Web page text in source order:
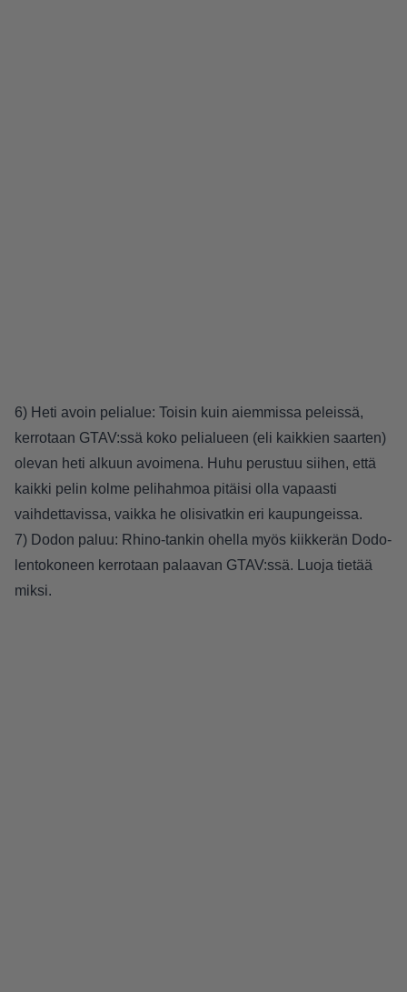
6) Heti avoin pelialue: Toisin kuin aiemmissa peleissä,
kerrotaan GTAV:ssä koko pelialueen (eli kaikkien saarten)
olevan heti alkuun avoimena. Huhu perustuu siihen, että
kaikki pelin kolme pelihahmoa pitäisi olla vapaasti
vaihdettavissa, vaikka he olisivatkin eri kaupungeissa.
7) Dodon paluu: Rhino-tankin ohella myös kiikkerän Dodo-
lentokoneen kerrotaan palaavan GTAV:ssä. Luoja tietää
miksi.